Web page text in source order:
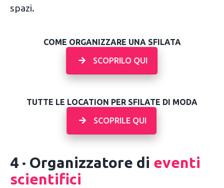
spazi.
COME ORGANIZZARE UNA SFILATA
SCOPRILO QUI
TUTTE LE LOCATION PER SFILATE DI MODA
SCOPRILE QUI
4 · Organizzatore di eventi
scientifici